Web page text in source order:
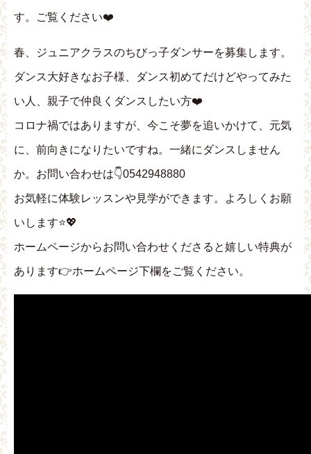
す。ご覧ください❤️
春、ジュニアクラスのちびっ子ダンサーを募集します。
ダンス大好きなお子様、ダンス初めてだけどやってみた
い人、親子で仲良くダンスしたい方❤️
コロナ禍ではありますが、今こそ夢を追いかけて、元気
に、前向きになりたいですね。一緒にダンスしません
か。お問い合わせは👇0542948880
お気軽に体験レッスンや見学ができます。よろしくお願
いします⭐️💖
ホームページからお問い合わせくださると嬉しい特典が
あります👉ホームページ下欄をご覧ください。